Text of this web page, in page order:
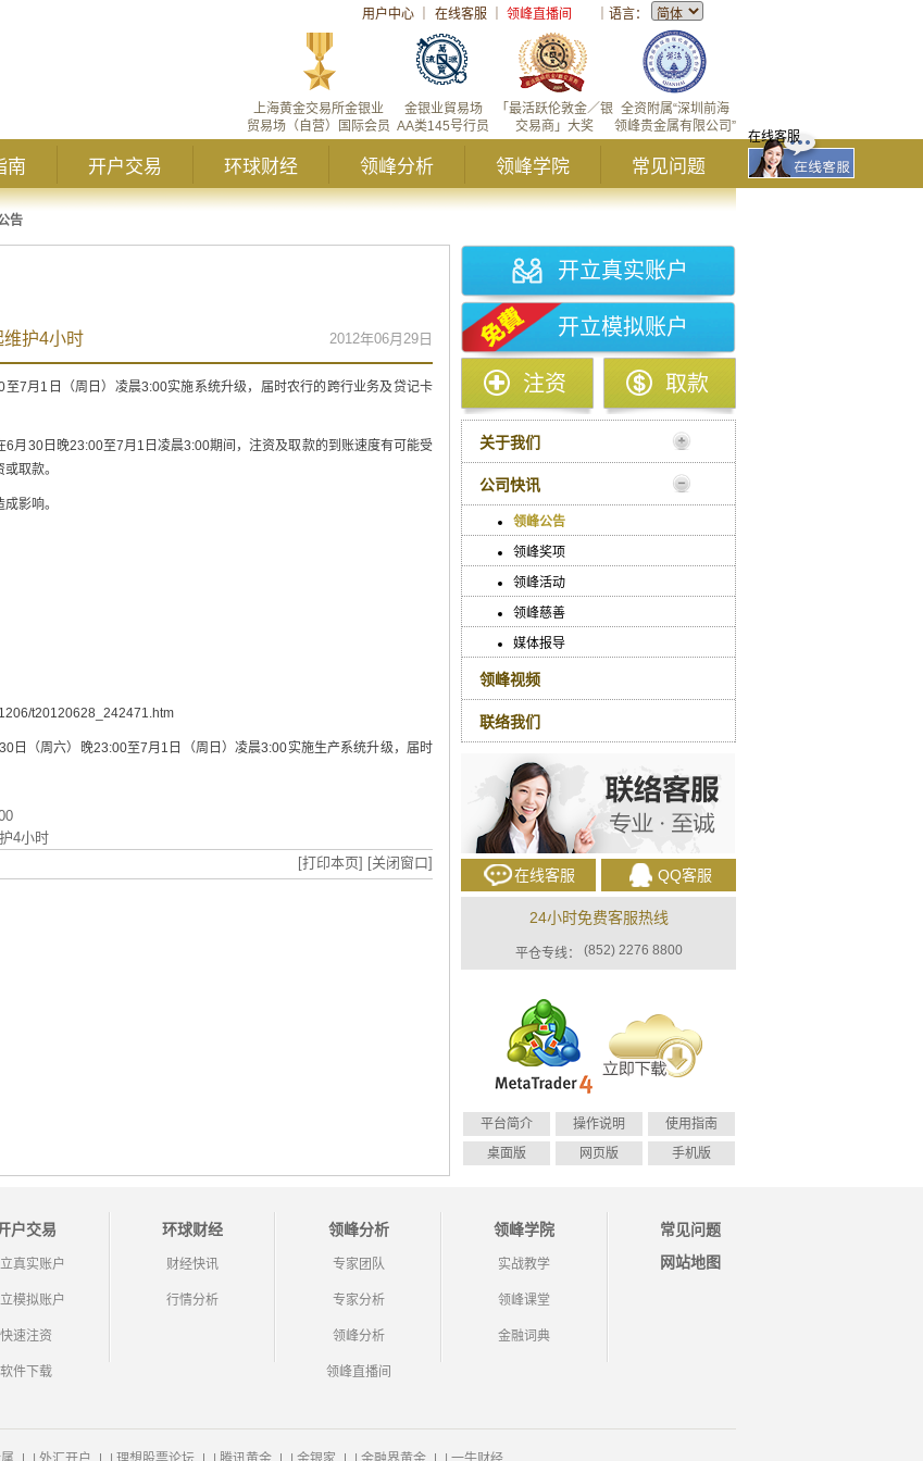
用户中心 在线客服 领峰直播间 语言：
全资附属“深圳前海
领峰贵金属有限公司”
「最活跃伦敦金／银
交易商」大奖
金银业貿易场
AA类145号行员
上海黄金交易所金银业
贸易场（自营）国际会员
南 开户交易 环球财经 领峰分析 领峰学院 常见问题
在线客服
告
护4小时 2012年06月29日
7月1日（周日）凌晨3:00实施系统升级，届时农行的跨行业务及贷记卡
6月30日晚23:00至7月1日凌晨3:00期间，注资及取款的到账速度有可能受
取款。
影响。
t20120628_242471.htm
日（周六）晚23:00至7月1日（周日）凌晨3:00实施生产系统升级，届时
4小时
[打印本页] [关闭窗口]
开立真实账户
开立模拟账户
注资 取款
关于我们
公司快讯
领峰公告
领峰奖项
领峰活动
领峰慈善
媒体报导
领峰视频
联络我们
在线客服 QQ客服
24小时免费客服热线
平仓专线： (852) 2276 8800
平台简介 操作说明
使用指南
桌面版
网页版 手机版
户交易
真实账户
模拟账户
快速注资
软件下载
环球财经
财经快讯
行情分析
领峰分析
专家团队
专家分析
领峰分析
领峰直播间
领峰学院
实战教学
领峰课堂
金融词典
常见问题
网站地图